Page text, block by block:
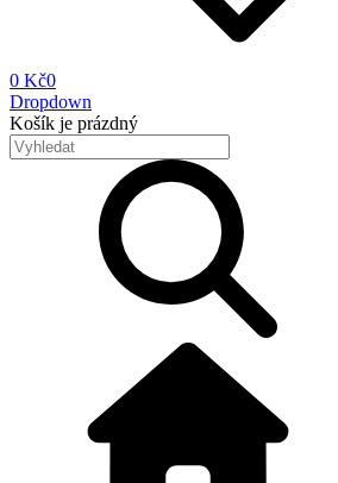
0 Kč0
Dropdown
Košík je prázdný